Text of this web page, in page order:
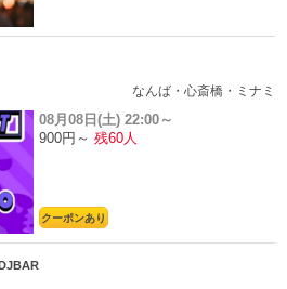
なんば・心斎橋・ミナミ
08月08日(土) 22:00～
900円～ 残60人
クーポンあり